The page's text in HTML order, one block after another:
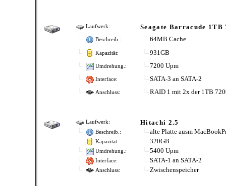
Laufwerk: Seagate Barracude 1TB
Beschreib.: 64MB Cache
Kapazität: 931GB
Umdrehung.: 7200 Upm
Interface: SATA-3 an SATA-2
Anschluss: RAID 1 mit 2x der 1TB
Laufwerk: Hitachi 2.5
Beschreib.: alte Platte ausm
Kapazität: 320GB
Umdrehung.: 5400 Upm
Interface: SATA-1 an SATA-2
Anschluss: Zwischenspeicher